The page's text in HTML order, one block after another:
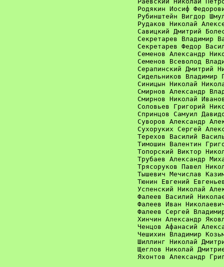
Родякин Иосиф
Рубинштейн Вигдор
Рудаков Николай
Савицкий Дмитрий
Секретарев Владимир
Секретарев Федор
Семенов Александр
Семенов Всеволод
Серапинский Дмитрий
Сидельников Владимир
Синицын Николай
Смирнов Александр
Смирнов Николай
Соловьев Григорий
Спринцов Самуил
Суворов Александр
Сухоруких Сергей
Терехов Василий
Тимошин Валентин
Топорский Виктор
Трубаев Александр
Трясоруков Павел
Тышевич Мечислав
Тюнин Евгений
Успенский Николай
Фалеев Василий
Фалеев Иван
Фалеев Сергей
Хинчин Александр
Ченцов Афанасий
Чешихин Владимир
Шиллинг Николай
Щеглов Николай
Яхонтов Александр